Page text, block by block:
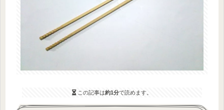
この記事は約1分で読めます。